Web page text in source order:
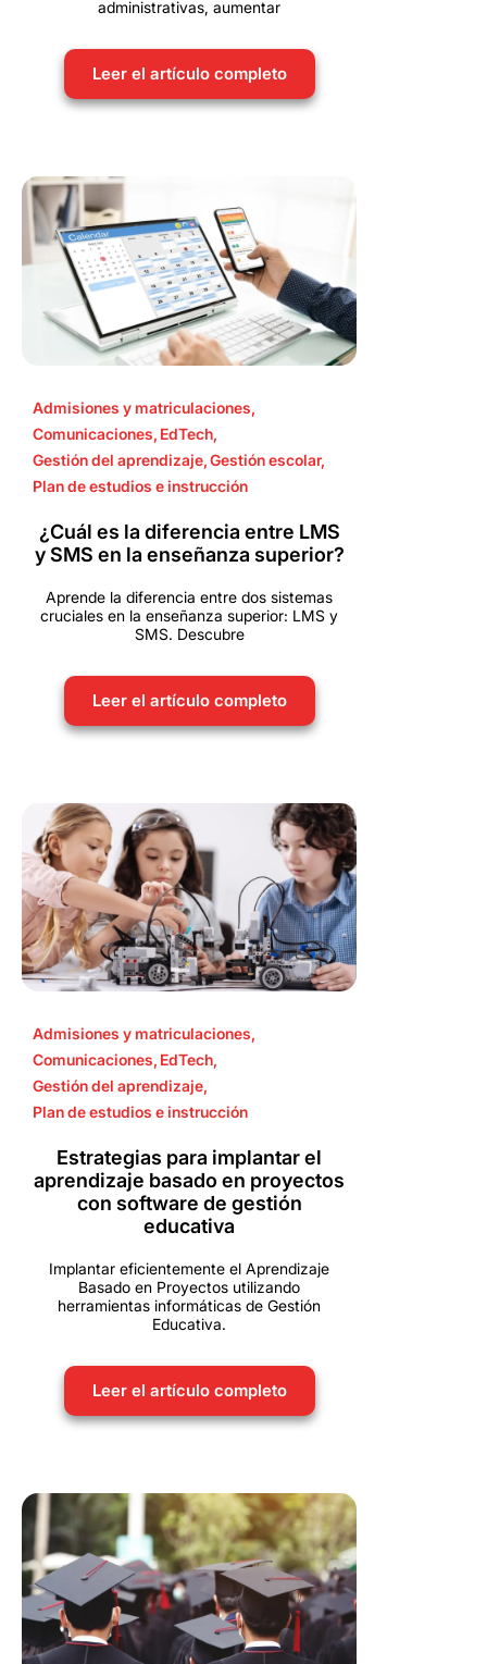
administrativas, aumentar
Leer el artículo completo
Admisiones y matriculaciones,
Comunicaciones, EdTech,
Gestión del aprendizaje,Gestión escolar,
Plan de estudios e instrucción
¿Cuál es la diferencia entre LMS
y SMS en la enseñanza superior?
Aprende la diferencia entre dos sistemas
cruciales en la enseñanza superior: LMS y
SMS. Descubre
Leer el artículo completo
Admisiones y matriculaciones,
Comunicaciones, EdTech,
Gestión del aprendizaje,
Plan de estudios e instrucción
Estrategias para implantar el
aprendizaje basado en proyectos
con software de gestión
educativa
Implantar eficientemente el Aprendizaje
Basado en Proyectos utilizando
herramientas informáticas de Gestión
Educativa.
Leer el artículo completo